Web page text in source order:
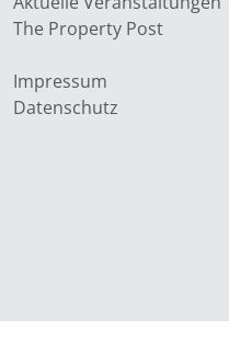
The Property Post
Impressum
Datenschutz